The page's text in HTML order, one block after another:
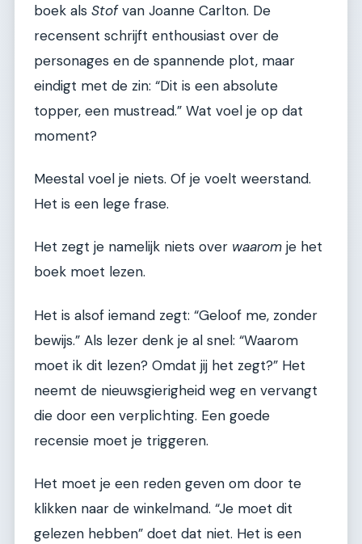
boek als Stofvan Joanne Carlton. De
recensent schrijft enthousiast over de
personages en de spannende plot, maar
eindigt met de zin: “Dit is een absolute
topper, een mustread.” Wat voel je op dat
moment?
Meestal voel je niets. Of je voelt weerstand.
Het is een lege frase.
Het zegt je namelijk niets over waarom je het
boek moet lezen.
Het is alsof iemand zegt: “Geloof me, zonder
bewijs.” Als lezer denk je al snel: “Waarom
moet ik dit lezen? Omdat jij het zegt?” Het
neemt de nieuwsgierigheid weg en vervangt
die door een verplichting. Een goede
recensie moet je triggeren.
Het moet je een reden geven om door te
klikken naar de winkelmand. “Je moet dit
gelezen hebben” doet dat niet. Het is een